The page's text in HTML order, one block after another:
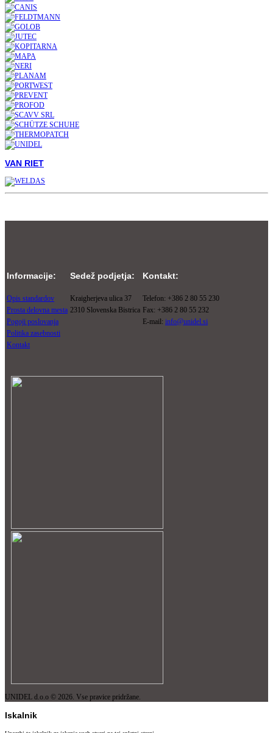
VAN RIET
Informacije: Sedež podjetja: Kontakt:
Opis standardov Kraigherjeva ulica 37
Telefon: +386 2 80 55 230
Prosta delovna mesta 2310 Slovenska Bistrica Fax: +386 2 80 55 232
Pogoji poslovanja
E-mail: info@unidel.si
Politika zasebnosti
Kontakt
UNIDEL d.o.o © 2026. Vse pravice pridržane.
Iskalnik